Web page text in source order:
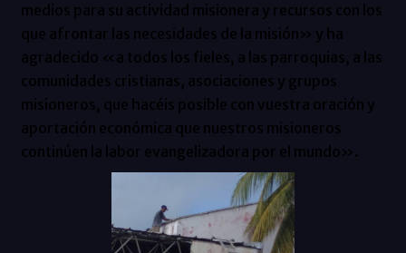
medios para su actividad misionera y recursos con los
que afrontar las necesidades de la misión» y ha
agradecido «a todos los fieles, a las parroquias, a las
comunidades cristianas, asociaciones y grupos
misioneros, que hacéis posible con vuestra oración y
aportación económica que nuestros misioneros
continúen la labor evangelizadora por el mundo».